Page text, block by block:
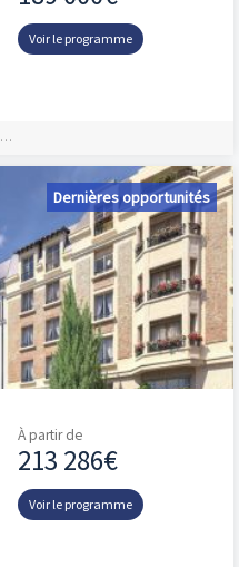
Voir le programme
Dernières opportunités
À partir de
213 286€
Voir le programme